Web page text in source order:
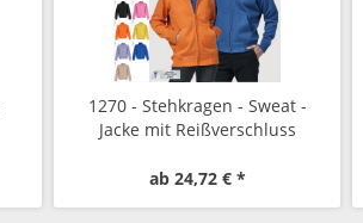
1270 - Stehkragen - Sweat -
Jacke mit Reißverschluss
ab 24,72 € *